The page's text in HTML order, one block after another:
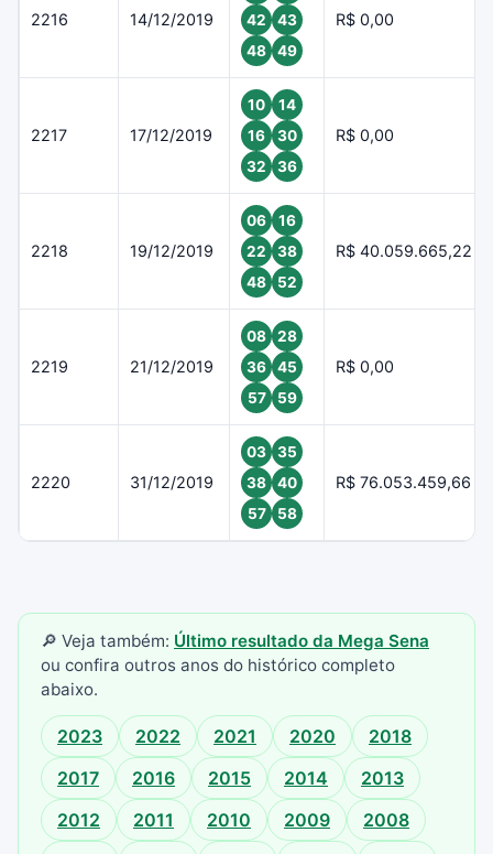
2216 14/12/2019
42
43
48
49
R$ 0,00
2217 17/12/2019
10
14
16
30
32
36
R$ 0,00
2218 19/12/2019
06
16
22
38
48
52
R$ 40.059.665,22
2219 21/12/2019
08
28
36
45
57
59
R$ 0,00
2220 31/12/2019
03
35
38
40
57
58
R$ 76.053.459,66
🔎 Veja também: Último resultado da Mega Sena
ou confira outros anos do histórico completo
abaixo.
2023 2022 2021 2020
2018
2017
2016 2015 2014
2013
2012
2011 2010 2009
2008